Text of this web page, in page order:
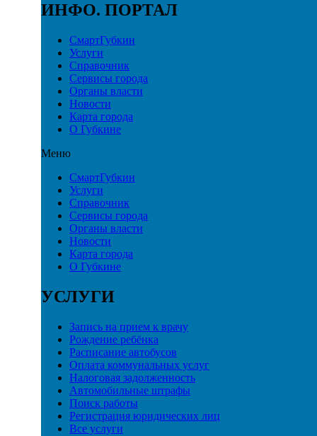
ИНФО. ПОРТАЛ
СмартГубкин
Услуги
Справочник
Сервисы города
Органы власти
Новости
Карта города
О Губкине
Меню
СмартГубкин
Услуги
Справочник
Сервисы города
Органы власти
Новости
Карта города
О Губкине
УСЛУГИ
Запись на прием к врачу
Рождение ребёнка
Расписание автобусов
Оплата коммунальных услуг
Налоговая задолженность
Автомобильные штрафы
Поиск работы
Регистрация юридических лиц
Все услуги